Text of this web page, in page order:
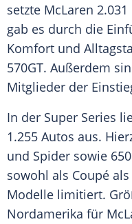
setzte McLaren 2.031
gab es durch die
Komfort und
570GT. Außerdem
Mitglieder der
In der Super Series
1.255 Autos aus.
und Spider sowie
sowohl als Coupé
Modelle limitiert.
Nordamerika für